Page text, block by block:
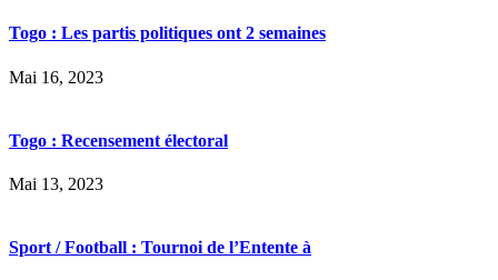
Togo : Les partis politiques ont 2 semaines
Mai 16, 2023
Togo : Recensement électoral
Mai 13, 2023
Sport / Football : Tournoi de l’Entente à